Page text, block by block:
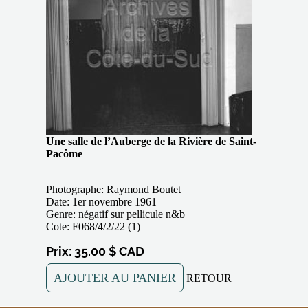
Une salle de l’Auberge de la Rivière de Saint-
Pacôme
Photographe: Raymond Boutet
Date: 1er novembre 1961
Genre: négatif sur pellicule n&b
Cote: F068/4/2/22 (1)
Prix: 35.00 $ CAD
AJOUTER AU PANIER RETOUR